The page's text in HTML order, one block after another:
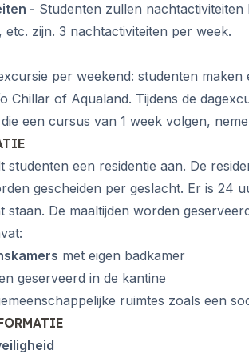
Jongvolwassenen (16-
Barcelona
Málaga
- Studenten zullen
etc. zijn. 3 nachtactiviteiten per week.
per weekend: studenten
Chillar of Aqualand. Tijdens de
een cursus van 1 week volgen,
studenten een residentie aan. De
gescheiden per geslacht. Er is 24
staan. De maaltijden worden
met eigen badkamer
geserveerd in de kantine
ruimtes zoals een